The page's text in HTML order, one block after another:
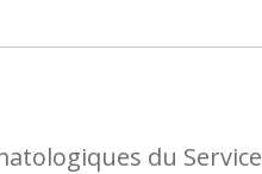
du Service